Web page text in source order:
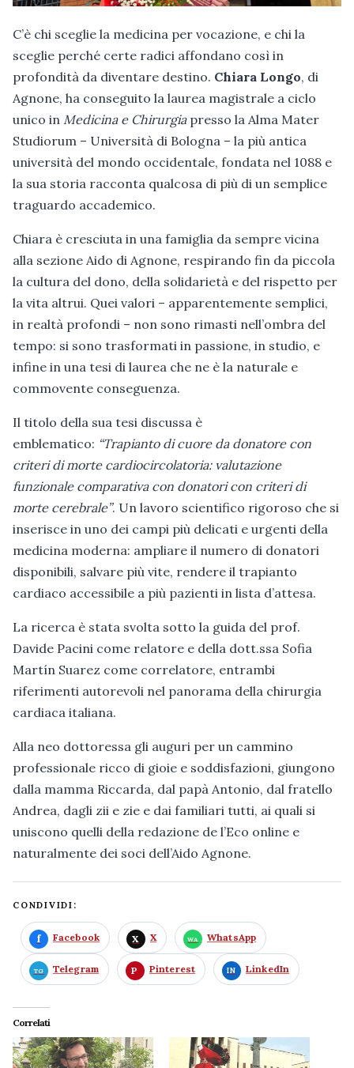
C’è chi sceglie la medicina per vocazione, e chi la
sceglie perché certe radici affondano così in
profondità da diventare destino. Chiara Longo, di
Agnone, ha conseguito la laurea magistrale a ciclo
unico in Medicina e Chirurgiapresso la Alma Mater
Studiorum – Università di Bologna – la più antica
università del mondo occidentale, fondata nel 1088 e
la sua storia racconta qualcosa di più di un semplice
traguardo accademico.
Chiara è cresciuta in una famiglia da sempre vicina
alla sezione Aido di Agnone, respirando fin da piccola
la cultura del dono, della solidarietà e del rispetto per
la vita altrui. Quei valori – apparentemente semplici,
in realtà profondi – non sono rimasti nell’ombra del
tempo: si sono trasformati in passione, in studio, e
infine in una tesi di laurea che ne è la naturale e
commovente conseguenza.
Il titolo della sua tesi discussa è
emblematico: “Trapianto di cuore da donatore con
criteri di morte cardiocircolatoria: valutazione
funzionale comparativa con donatori con criteri di
morte cerebrale”. Un lavoro scientifico rigoroso che si
inserisce in uno dei campi più delicati e urgenti della
medicina moderna: ampliare il numero di donatori
disponibili, salvare più vite, rendere il trapianto
cardiaco accessibile a più pazienti in lista d’attesa.
La ricerca è stata svolta sotto la guida del prof.
Davide Pacini come relatore e della dott.ssa Sofia
Martín Suarez come correlatore, entrambi
riferimenti autorevoli nel panorama della chirurgia
cardiaca italiana.
Alla neo dottoressa gli auguri per un cammino
professionale ricco di gioie e soddisfazioni, giungono
dalla mamma Riccarda, dal papà Antonio, dal fratello
Andrea, dagli zii e zie e dai familiari tutti, ai quali si
uniscono quelli della redazione de l’Eco online e
naturalmente dei soci dell’Aido Agnone.
CONDIVIDI:
Facebook X WhatsApp
Telegram Pinterest LinkedIn
Correlati